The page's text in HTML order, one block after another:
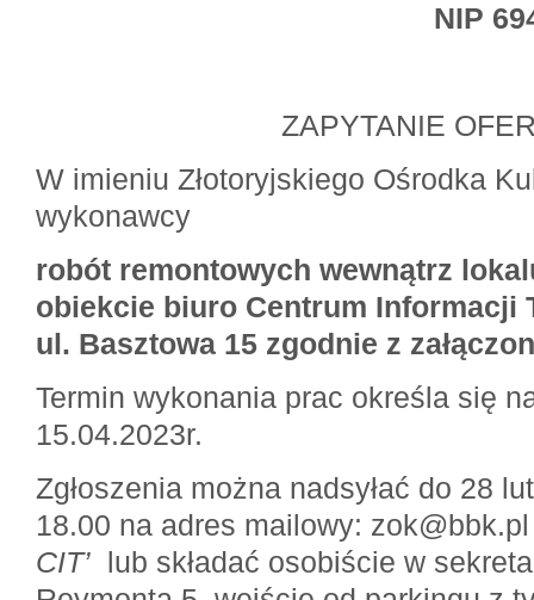
NIP
ZAPYTANIE
W imieniu Złotoryjskiego Ośrodka
wykonawcy
robót remontowych wewnątrz
obiekcie biuro Centrum Informacji
ul. Basztowa 15 zgodnie z
Termin wykonania prac określa się
15.04.2023r.
Zgłoszenia można nadsyłać do 28
18.00 na adres mailowy:
CIT’ lub składać osobiście w